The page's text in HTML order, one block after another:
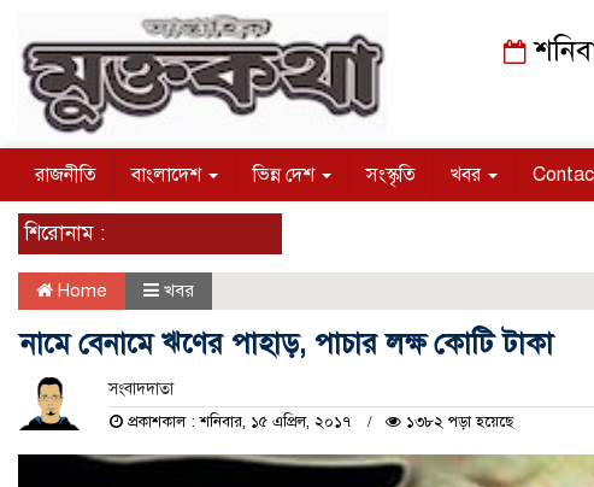
রাজনীতি বাংলাদেশ ভিন্ন দেশ সংস্কৃতি খবর
শিরোনাম :
Home খবর
নামে বেনামে ঋণের পাহাড়, পাচার লক্ষ কোটি টাকা
সংবাদদাতা
প্রকাশকাল : শনিবার, ১৫ এপ্রিল, ২০১৭ ১৩৮২ পড়া হয়েছে